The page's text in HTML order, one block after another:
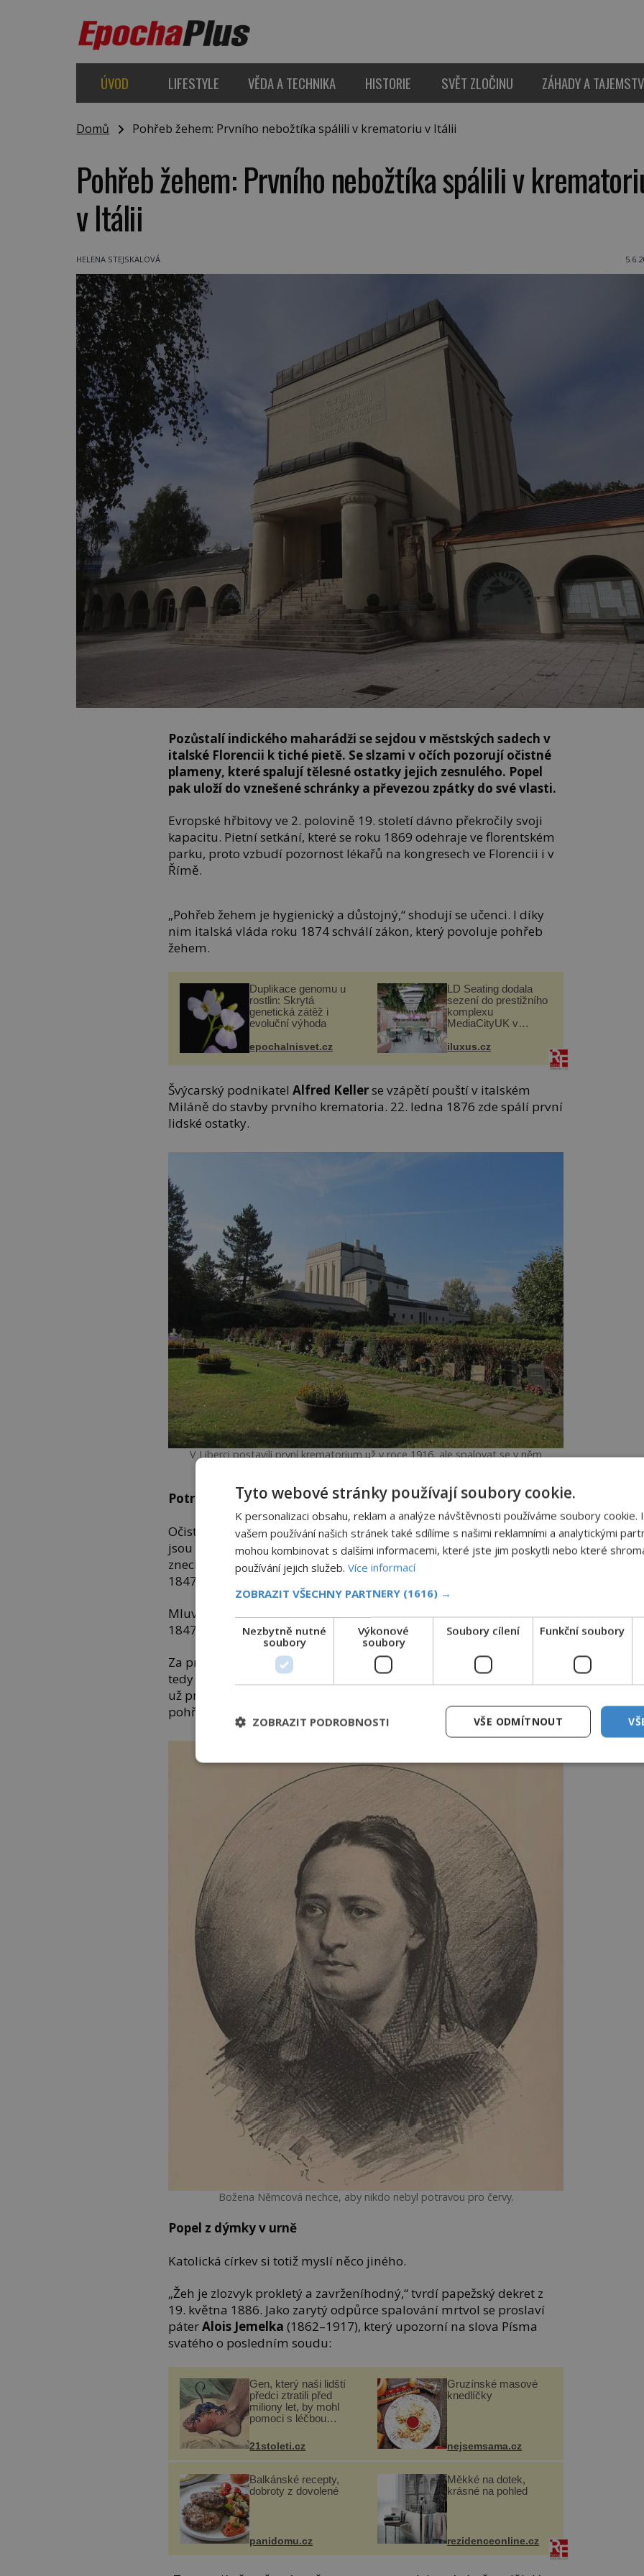
ÚVOD LIFESTYLE VĚDA A TECHNIKA HISTORIE SVĚT ZLOČINU ZÁHADY A
Domů Pohřeb žehem: Prvního nebožtíka spálili v krematoriu v Itálii
Pohřeb žehem: Prvního nebožtíka spálili v
v Itálii
HELENA STEJSKALOVÁ
Pozůstalí indického maharádži se sejdou v městských sadech v
italské Florencii k tiché pietě. Se slzami v očích pozorují očistné
plameny, které spalují tělesné ostatky jejich zesnulého. Popel
pak uloží do vznešené schránky a převezou zpátky do své vlasti.
Evropské hřbitovy ve 2. polovině 19. století dávno překročily svoji
kapacitu. Pietní setkání, které se roku 1869 odehraje ve florentském
parku, proto vzbudí pozornost lékařů na kongresech ve Florencii i v
Římě.
„Pohřeb žehem je hygienický a důstojný,“ shodují se učenci. I díky
nim italská vláda roku 1874 schválí zákon, který povoluje pohřeb
žehem.
Duplikace genomu u
rostlin: Skrytá
genetická zátěž i
evoluční výhoda
epochalnisvet.cz
LD Seating dodala
sezení do prestižního
komplexu
MediaCityUK v
iluxus.cz
Švýcarský podnikatel Alfred Kellerse vzápětí pouští v italském
Miláně do stavby prvního krematoria. 22. ledna 1876 zde spálí první
lidské ostatky.
V Liberci postavili první krematorium už v roce 1916, ale spalovat se v něm
Potrava pro červy
Očistné působení ohně ale nevítají jenom v Itálii. Pohřby do země
jsou trnem v oku i u nás.„Stane potravou červů,“ stěžuje si
znechuceně spisovatelkaBožena Němcová
1847 v dopise Antonii Čelakovské.
Mluví o právě zesnulém jazykovědciJosefu Jungmannovi(1773–
1847).
Za pravdu jí později dává i literát
Jan Neruda
(1834–1891): „Aby už
tedy jednou přestalo to nerozumné pohřbívání nynější… dvacet let
už propadám s návrhem svým,“ píše otráveně, když jeho názor na
pohřby do země nikdo nevyslyší.
Božena Němcová nechce, aby nikdo nebyl potravou pro červy.
Popel z dýmky v urně
Katolická církev si totiž myslí něco jiného.
„Žeh je zlozvyk prokletý a zavrženíhodný,“ tvrdí papežský dekret z
19. května 1886. Jako zarytý odpůrce spalování mrtvol se proslaví
páterAlois Jemelka (1862–1917), který upozorní na slova Písma
svatého o posledním soudu:
Gen, který naši lidští
předci ztratili před
miliony let, by mohl
pomoci s léčbou
21stoleti.cz
Gruzínské masové
knedlíčky
nejsemsama.cz
Balkánské recepty,
dobroty z dovolené
panidomu.cz
Měkké na dotek,
krásné na pohled
rezidenceonline.cz
Tyto webové stránky používají soubory cookie.
K personalizaci obsahu, reklam a analýze návštěvnosti používáme soubory cookie.
vašem používání našich stránek také sdílíme s našimi reklamními a analytickými
mohou kombinovat s dalšími informacemi, které jste jim poskytli nebo které
používání jejich služeb. Více informací
ZOBRAZIT VŠECHNY PARTNERY (1616) →
Nezbytně nutné
soubory
Výkonové
soubory
Soubory cílení Funkční soubory
VŠE ODMÍTNOUT
ZOBRAZIT PODROBNOSTI